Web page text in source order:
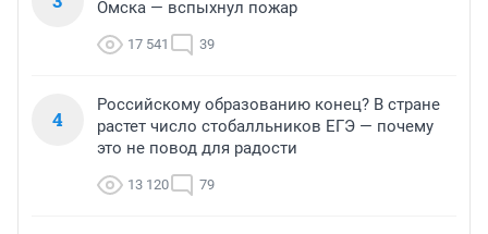
Омска — вспыхнул пожар
17 541 39
4
Российскому образованию конец? В стране
растет число стобалльников ЕГЭ — почему
это не повод для радости
13 120 79